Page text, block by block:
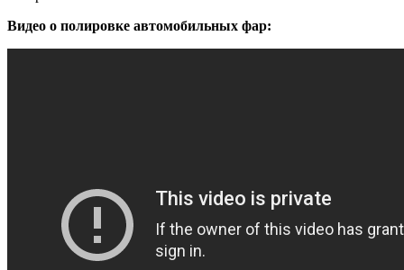
Видео о полировке автомобильных фар: